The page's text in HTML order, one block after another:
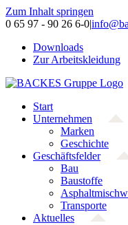
Zum Inhalt springen
0 65 97 - 90 26 6-0|
Downloads
Zur Arbeitskleidung
Start
Unternehmen
Marken
Geschichte
Geschäftsfelder
Bau
Baustoffe
Transporte
Aktuelles